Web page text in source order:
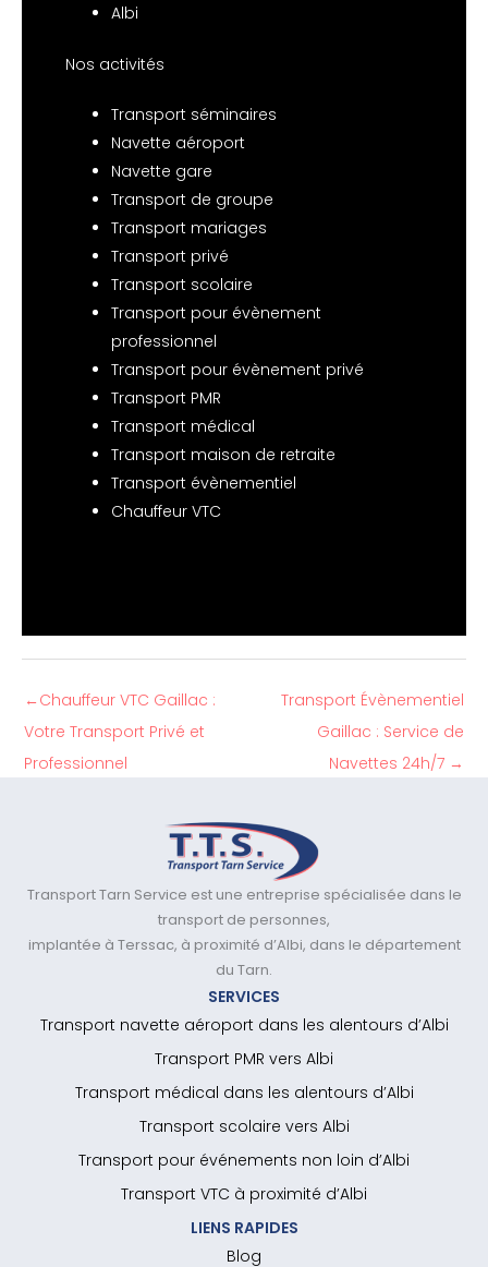
Albi
Nos activités
Transport séminaires
Navette aéroport
Navette gare
Transport de groupe
Transport mariages
Transport privé
Transport scolaire
Transport pour évènement
professionnel
Transport pour évènement privé
Transport PMR
Transport médical
Transport maison de retraite
Transport évènementiel
Chauffeur VTC
← Chauffeur VTC Gaillac :
Votre Transport Privé et
Professionnel
Transport Évènementiel
Gaillac : Service de
Navettes 24h/7 →
Transport Tarn Service est une entreprise spécialisée dans le
transport de personnes,
implantée à Terssac, à proximité d’Albi, dans le département
du Tarn.
SERVICES
Transport navette aéroport dans les alentours d’Albi
Transport PMR vers Albi
Transport médical dans les alentours d’Albi
Transport scolaire vers Albi
Transport pour événements non loin d’Albi
Transport VTC à proximité d’Albi
LIENS RAPIDES
Blog